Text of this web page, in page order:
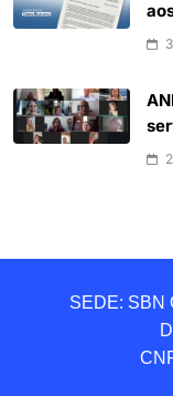
SEDE: SBN